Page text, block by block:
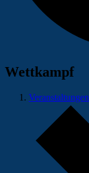
Wettkampf
Veranstaltungen